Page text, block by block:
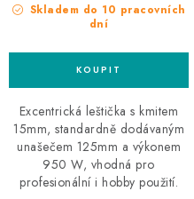
Skladem do 10 pracovních
dní
Excentrická leštička s kmitem
15mm, standardně dodávaným
unašečem 125mm a výkonem
950 W, vhodná pro
profesionální i hobby použití.